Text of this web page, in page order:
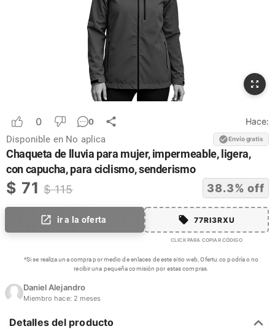
0 0 Hace:
Disponible en No aplica Envío gratis
Chaqueta de lluvia para mujer, impermeable, ligera,
con capucha, para ciclismo, senderismo
$ 71 $115 38.3% off
ir a la oferta 77RI3RXU
CLICK PARA COPIAR CÓDIGO
*Si se realiza una compra por medio de enlaces de este sitio web, Ofertu.co podría o no
recibir una pequeña comisión por estas compras.
Daniel Alejandro
Miembro hace: 2 meses
Detalles del producto